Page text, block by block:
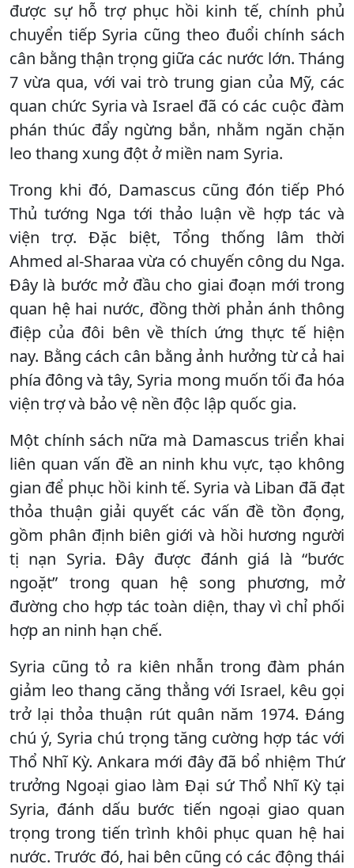
được sự hỗ trợ phục hồi kinh tế, chính phủ
chuyển tiếp Syria cũng theo đuổi chính sách
cân bằng thận trọng giữa các nước lớn. Tháng
7 vừa qua, với vai trò trung gian của Mỹ, các
quan chức Syria và Israel đã có các cuộc đàm
phán thúc đẩy ngừng bắn, nhằm ngăn chặn
leo thang xung đột ở miền nam Syria.
Trong khi đó, Damascus cũng đón tiếp Phó
Thủ tướng Nga tới thảo luận về hợp tác và
viện trợ. Đặc biệt, Tổng thống lâm thời
Ahmed al-Sharaa vừa có chuyến công du Nga.
Đây là bước mở đầu cho giai đoạn mới trong
quan hệ hai nước, đồng thời phản ánh thông
điệp của đôi bên về thích ứng thực tế hiện
nay. Bằng cách cân bằng ảnh hưởng từ cả hai
phía đông và tây, Syria mong muốn tối đa hóa
viện trợ và bảo vệ nền độc lập quốc gia.
Một chính sách nữa mà Damascus triển khai
liên quan vấn đề an ninh khu vực, tạo không
gian để phục hồi kinh tế. Syria và Liban đã đạt
thỏa thuận giải quyết các vấn đề tồn đọng,
gồm phân định biên giới và hồi hương người
tị nạn Syria. Đây được đánh giá là “bước
ngoặt” trong quan hệ song phương, mở
đường cho hợp tác toàn diện, thay vì chỉ phối
hợp an ninh hạn chế.
Syria cũng tỏ ra kiên nhẫn trong đàm phán
giảm leo thang căng thẳng với Israel, kêu gọi
trở lại thỏa thuận rút quân năm 1974. Đáng
chú ý, Syria chú trọng tăng cường hợp tác với
Thổ Nhĩ Kỳ. Ankara mới đây đã bổ nhiệm Thứ
trưởng Ngoại giao làm Đại sứ Thổ Nhĩ Kỳ tại
Syria, đánh dấu bước tiến ngoại giao quan
trọng trong tiến trình khôi phục quan hệ hai
nước. Trước đó, hai bên cũng có các động thái